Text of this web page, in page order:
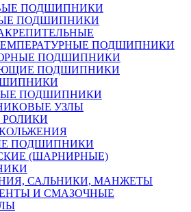
ПОДШИПНИКИ
ПОДШИПНИКИ
ПОДШИПНИКИ
ПОДШИПНИКИ
ПОДШИПНИКИ
ПОДШИПНИКИ
УЗЛЫ
ПОДШИПНИКИ
(ШАРНИРНЫЕ)
САЛЬНИКИ, МАНЖЕТЫ
И СМАЗОЧНЫЕ